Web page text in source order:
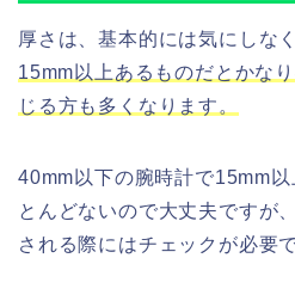
厚さは、基本的には気にしな
15mm以上あるものだとかな
じる方も多くなります。
40mm以下の腕時計で15mm
とんどないので大丈夫ですが
される際にはチェックが必要で